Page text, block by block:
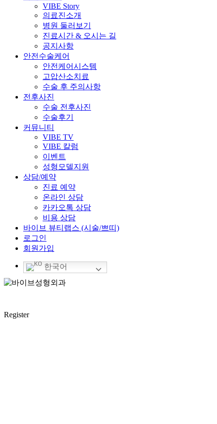
VIBE Story
의료진소개
병원 둘러보기
진료시간 & 오시는 길
공지사항
안전수술케어
안전케어시스템
고압산소치료
수술 후 주의사항
전후사진
수술 전후사진
수술후기
커뮤니티
VIBE TV
VIBE 칼럼
이벤트
성형모델지원
상담/예약
진료 예약
온라인 상담
카카오톡 상담
비용 상담
바이브 뷰티랩스 (시술/쁘띠)
로그인
회원가입
한국어
Register